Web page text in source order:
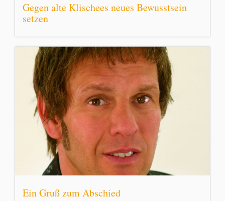
Gegen alte Klischees neues Bewusstsein
setzen
Ein Gruß zum Abschied